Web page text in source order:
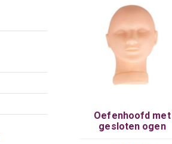
Oefenhoofd met
gesloten ogen